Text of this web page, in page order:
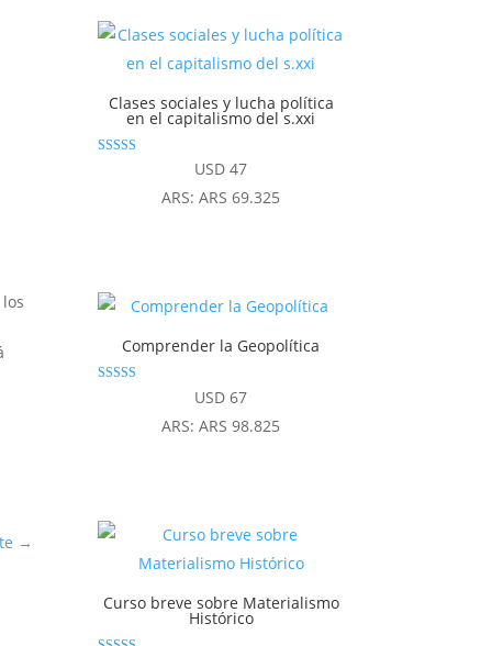
→
Clases sociales y lucha política
en el capitalismo del s.xxi
USD 47
ARS:ARS 69.325
Comprender la Geopolítica
USD 67
ARS:ARS 98.825
Curso breve sobre Materialismo
Histórico